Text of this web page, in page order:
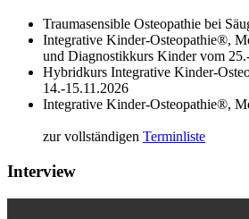
Traumasensible Osteopathie bei
Integrative Kinder-Osteopathie®,
und Diagnostikkurs Kinder vom
Hybridkurs Integrative Kinder-
14.-15.11.2026
Integrative Kinder-Osteopathie®,
zur vollständigen Terminliste
Interview